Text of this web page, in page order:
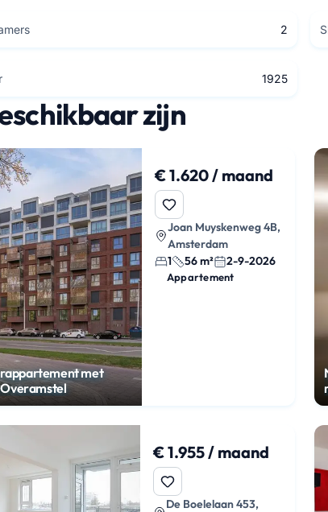
2
1925
zijn
met
€ 1.620 / maand
Joan Muyskenweg 4B,
Amsterdam
1
56 m² 2-9-2026
Appartement
€ 1.955 / maand
De Boelelaan 453,